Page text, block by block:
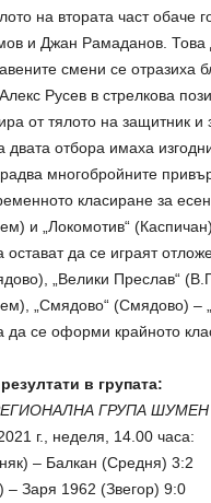
на втората част обаче
и Джан Рамаданов. Това
смени се отразиха
Русев в стрелкова
от тялото на защитник
двата отбора имаха
многобройните
класиране за
и „Локомотив“
остават да се играят
„Велики Преслав“
„Смядово“ (Смядово) –
да се оформи крайното
в групата:
ГРУПА ШУМЕН
г., неделя, 14.00 часа:
– Балкан (Средня) 3:2
– Заря 1962 (Звегор) 9:0